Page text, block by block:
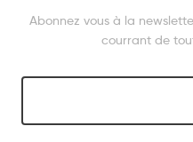
Abonnez vous à la
courrant de